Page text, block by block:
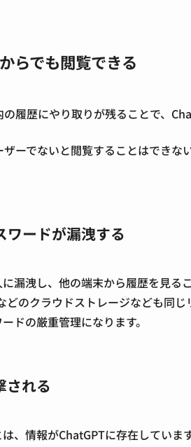
らでも閲覧できる
履歴にやり取りが残ることで、
ーでないと閲覧することはでき
ードが漏洩する
漏洩し、他の端末から履歴を見る
のクラウドストレージなども同じ
ドの厳重管理になります。
れる
、情報がChatGPTに存在しています